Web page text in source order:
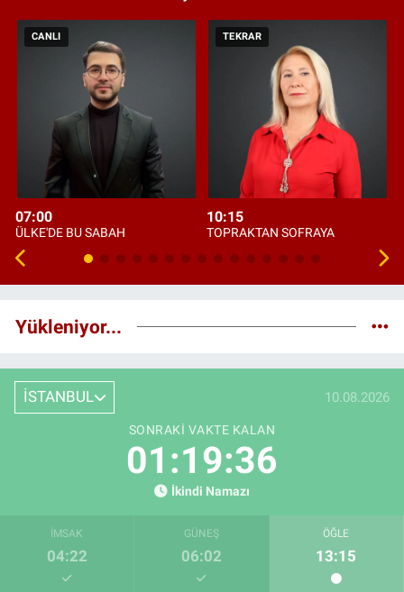
CANLI
07:00
ÜLKE'DE BU SABAH
TEKRAR
10:15
TOPRAKTAN SOFRAYA
Yükleniyor...
İSTANBUL 10.08.2026
SONRAKI VAKTE KALAN
01:19:35
İkindi Namazı
İMSAK
04:22
GÜNEŞ
06:02
ÖĞLE
13:15